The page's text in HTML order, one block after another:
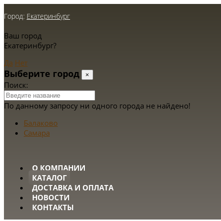
Город: Екатеринбург
Ваш город
Екатеринбург?
Да Нет
Выберите город ×
Поиск:
По данному запросу ни одного города не найдено!
Балаково
Самара
О КОМПАНИИ
КАТАЛОГ
ДОСТАВКА И ОПЛАТА
НОВОСТИ
КОНТАКТЫ